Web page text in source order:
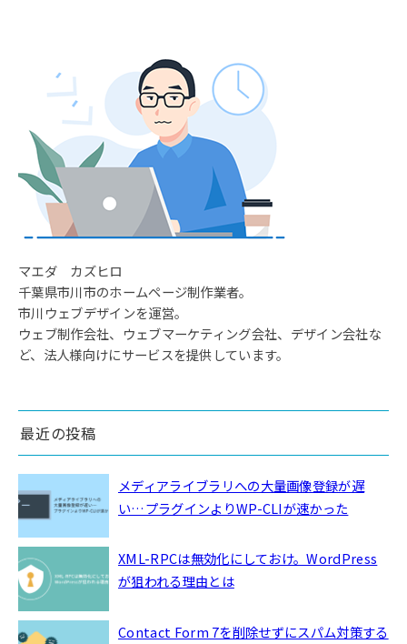
マエダ カズヒロ
千葉県市川市のホームページ制作業者。
市川ウェブデザインを運営。
ウェブ制作会社、ウェブマーケティング会社、デザイン会社な
ど、法人様向けにサービスを提供しています。
最近の投稿
メディアライブラリへの大量画像登録が遅
い…プラグインよりWP-CLIが速かった
XML-RPCは無効化にしておけ。WordPress
が狙われる理由とは
Contact Form 7を削除せずにスパム対策する